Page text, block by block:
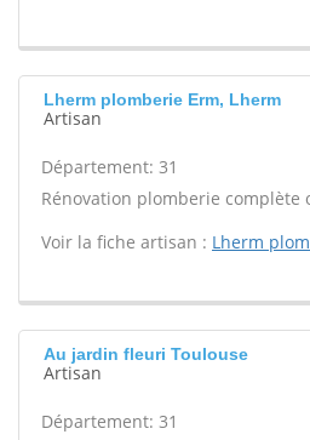
Lherm plomberie Erm, Lherm
Artisan
Département: 31
Rénovation plomberie complète
Voir la fiche artisan : Lherm
Au jardin fleuri Toulouse
Artisan
Département: 31